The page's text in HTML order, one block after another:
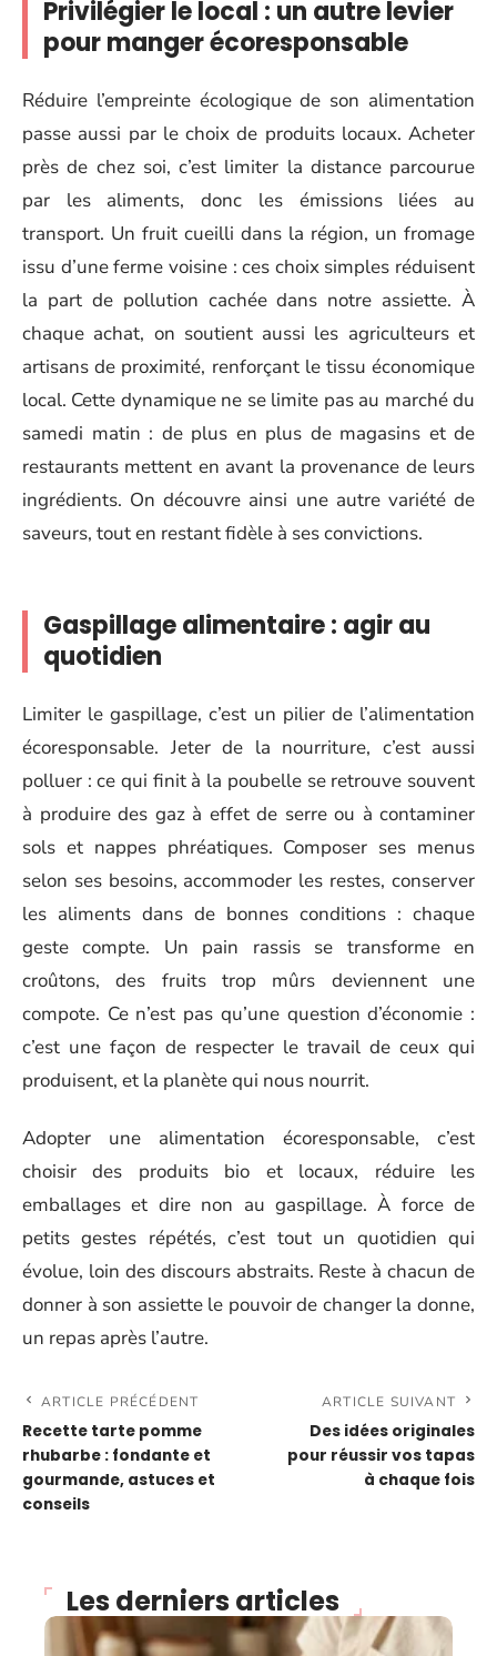
Privilégier le local : un autre levier
pour manger écoresponsable
Réduire l’empreinte écologique de son alimentation
passe aussi par le choix de produits locaux. Acheter
près de chez soi, c’est limiter la distance parcourue
par les aliments, donc les émissions liées au
transport. Un fruit cueilli dans la région, un fromage
issu d’une ferme voisine : ces choix simples réduisent
la part de pollution cachée dans notre assiette. À
chaque achat, on soutient aussi les agriculteurs et
artisans de proximité, renforçant le tissu économique
local. Cette dynamique ne se limite pas au marché du
samedi matin : de plus en plus de magasins et de
restaurants mettent en avant la provenance de leurs
ingrédients. On découvre ainsi une autre variété de
saveurs, tout en restant fidèle à ses convictions.
Gaspillage alimentaire : agir au
quotidien
Limiter le gaspillage, c’est un pilier de l’alimentation
écoresponsable. Jeter de la nourriture, c’est aussi
polluer : ce qui finit à la poubelle se retrouve souvent
à produire des gaz à effet de serre ou à contaminer
sols et nappes phréatiques. Composer ses menus
selon ses besoins, accommoder les restes, conserver
les aliments dans de bonnes conditions : chaque
geste compte. Un pain rassis se transforme en
croûtons, des fruits trop mûrs deviennent une
compote. Ce n’est pas qu’une question d’économie :
c’est une façon de respecter le travail de ceux qui
produisent, et la planète qui nous nourrit.
Adopter une alimentation écoresponsable, c’est
choisir des produits bio et locaux, réduire les
emballages et dire non au gaspillage. À force de
petits gestes répétés, c’est tout un quotidien qui
évolue, loin des discours abstraits. Reste à chacun de
donner à son assiette le pouvoir de changer la donne,
un repas après l’autre.
ARTICLE PRÉCÉDENT
Recette tarte pomme
rhubarbe : fondante et
gourmande, astuces et
conseils
ARTICLE SUIVANT
Des idées originales
pour réussir vos tapas
à chaque fois
Les derniers articles